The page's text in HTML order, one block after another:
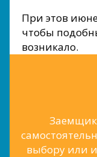
При этов
чтобы
возникало.
Заемщик
выбору или